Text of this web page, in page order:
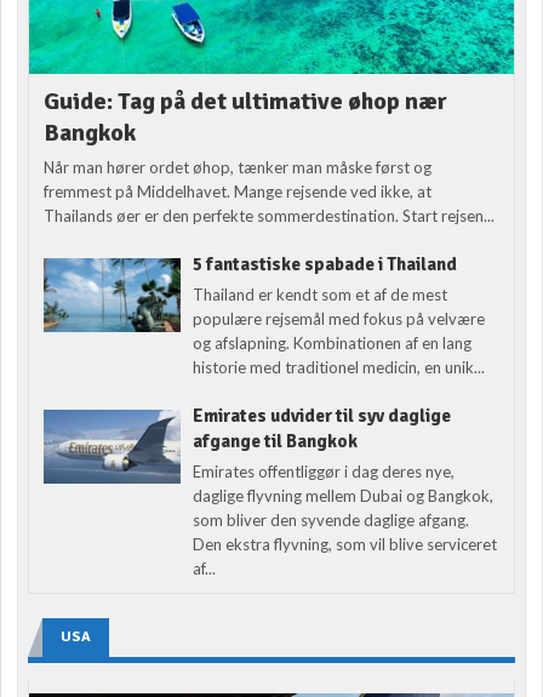
Guide: Tag på det ultimative øhop nær
Bangkok
Når man hører ordet øhop, tænker man måske først og
fremmest på Middelhavet. Mange rejsende ved ikke, at
Thailands øer er den perfekte sommerdestination. Start rejsen...
5 fantastiske spabade i Thailand
Thailand er kendt som et af de mest
populære rejsemål med fokus på velvære
og afslapning. Kombinationen af en lang
historie med traditionel medicin, en unik...
Emirates udvider til syv daglige
afgange til Bangkok
Emirates offentliggør i dag deres nye,
daglige flyvning mellem Dubai og Bangkok,
som bliver den syvende daglige afgang.
Den ekstra flyvning, som vil blive serviceret
af...
USA